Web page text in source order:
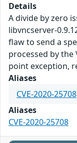
Details
A divide by zero
libvncserver-
flaw to send a
processed by the
point exception,
Aliases
CVE-2020-25708
Aliases
CVE-2020-25708